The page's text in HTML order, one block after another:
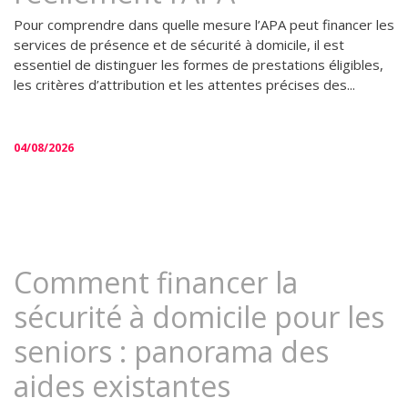
Pour comprendre dans quelle mesure l’APA peut financer les
services de présence et de sécurité à domicile, il est
essentiel de distinguer les formes de prestations éligibles,
les critères d’attribution et les attentes précises des...
04/08/2026
Comment financer la
sécurité à domicile pour les
seniors : panorama des
aides existantes